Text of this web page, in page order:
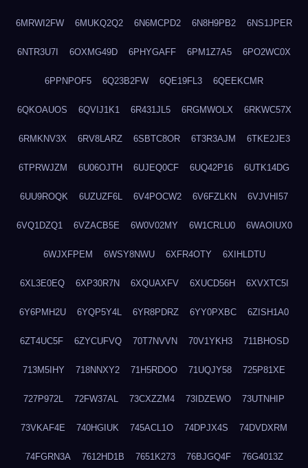
6MRWI2FW 6MUKQ2Q2 6N6MCPD2 6N8H9PB2 6NS1JPER
6NTR3U7I 6OXMG49D 6PHYGAFF 6PM1Z7A5 6PO2WC0X
6PPNPOF5 6Q23B2FW 6QE19FL3 6QEEKCMR
6QKOAUOS 6QVIJ1K1 6R431JL5 6RGMWOLX 6RKWC57X
6RMKNV3X 6RV8LARZ 6SBTC8OR 6T3R3AJM 6TKE2JE3
6TPRWJZM 6U06OJTH 6UJEQ0CF 6UQ42P16 6UTK14DG
6UU9ROQK 6UZUZF6L 6V4POCW2 6V6FZLKN 6VJVHI57
6VQ1DZQ1 6VZACB5E 6W0V02MY 6W1CRLU0 6WAOIUX0
6WJXFPEM 6WSY8NWU 6XFR4OTY 6XIHLDTU
6XL3E0EQ 6XP30R7N 6XQUAXFV 6XUCD56H 6XVXTC5I
6Y6PMH2U 6YQP5Y4L 6YR8PDRZ 6YY0PXBC 6ZISH1A0
6ZT4UC5F 6ZYCUFVQ 70T7NVVN 70V1YKH3 711BHOSD
713M5IHY 718NNXY2 71H5RDOO 71UQJY58 725P81XE
727P972L 72FW37AL 73CXZZM4 73IDZEWO 73UTNHIP
73VKAF4E 740HGIUK 745ACL1O 74DPJX4S 74DVDXRM
74FGRN3A 7612HD1B 7651K273 76BJGQ4F 76G4013Z